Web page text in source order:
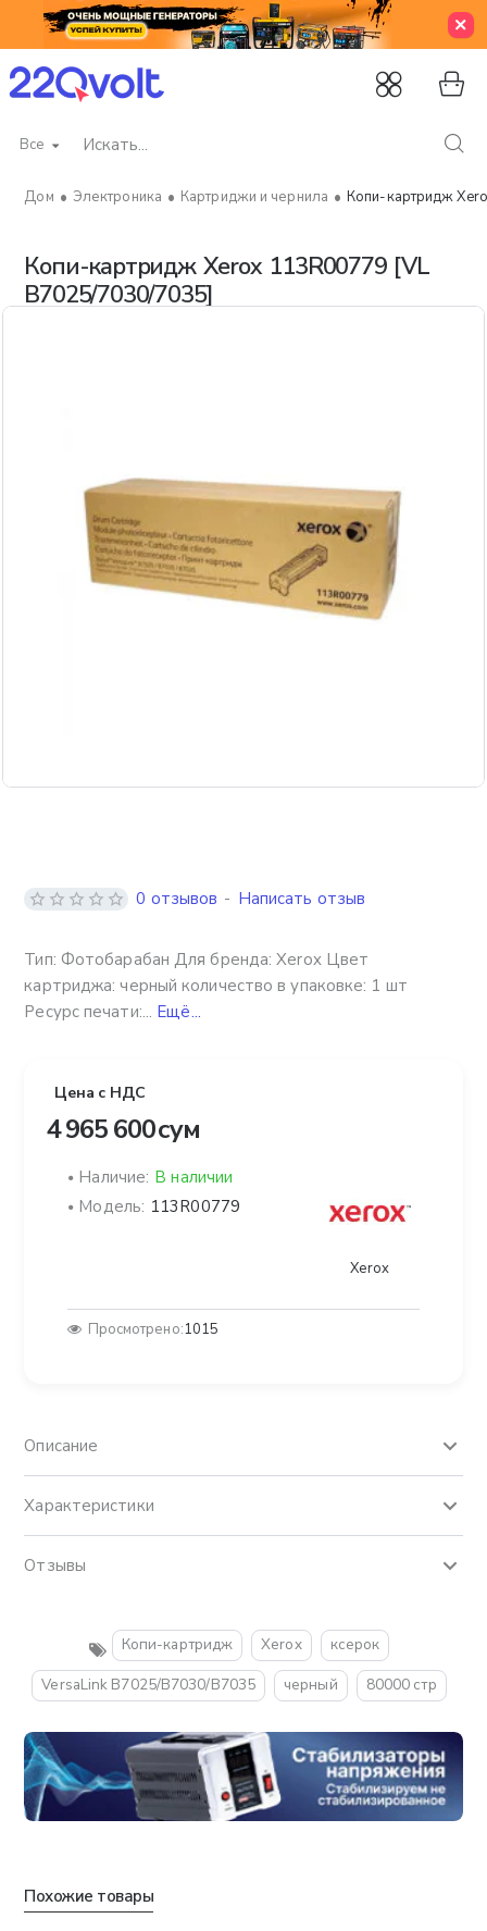
Все
Искать...
Копи-картридж Xerox 113R00779 [VL
B7025/7030/7035]
Электроника Картриджи и чернила Копи-картридж
Тип: Фотобарабан Для бренда: Xerox Цвет
картриджа: черный количество в упаковке: 1 шт
Ресурс печати:... Ещё...
0 отзывов - Написать отзыв
Цена с НДС
4 965 600 сум
Наличие: В наличии
Модель: 113R00779
Xerox
Просмотрено:1015
Описание
Характеристики
Отзывы
Копи-картридж Xerox
ксерок
VersaLink B7025/B7030/B7035
черный 80000 стр
Похожие товары